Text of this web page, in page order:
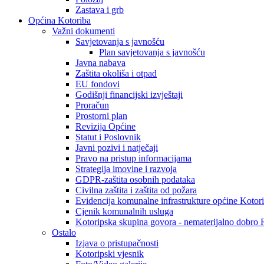
Zastava i grb
Općina Kotoriba
Važni dokumenti
Savjetovanja s javnošću
Plan savjetovanja s javnošću
Javna nabava
Zaštita okoliša i otpad
EU fondovi
Godišnji financijski izvještaji
Proračun
Prostorni plan
Revizija Općine
Statut i Poslovnik
Javni pozivi i natječaji
Pravo na pristup informacijama
Strategija imovine i razvoja
GDPR-zaštita osobnih podataka
Civilna zaštita i zaštita od požara
Evidencija komunalne infrastrukture općine
Cjenik komunalnih usluga
Kotoripska skupina govora - nematerijalno dobro
Ostalo
Izjava o pristupačnosti
Kotoripski vjesnik